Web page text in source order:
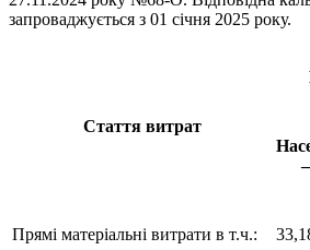
запроваджується з 01 січня 2025 року.
Стаття витрат
Прямі матеріальні витрати в т.ч.: